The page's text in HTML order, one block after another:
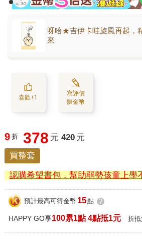
呀哈★吉伊卡哇旋風再起，
來
喜歡+1
寫評價
賺金幣
9 折 378 元 420 元
買整套
認購希望書包，幫助弱勢孩童上學
預計最高可得金幣 15點 ?
HAPPY GO享100累1點 4點抵1元 折